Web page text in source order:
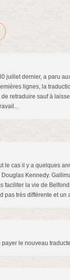
juillet dernier, a paru
lignes, la
retraduire sauf à
le cas il y a quelques
Kennedy.
faciliter la vie de
pas très différente et un
payer le nouveau